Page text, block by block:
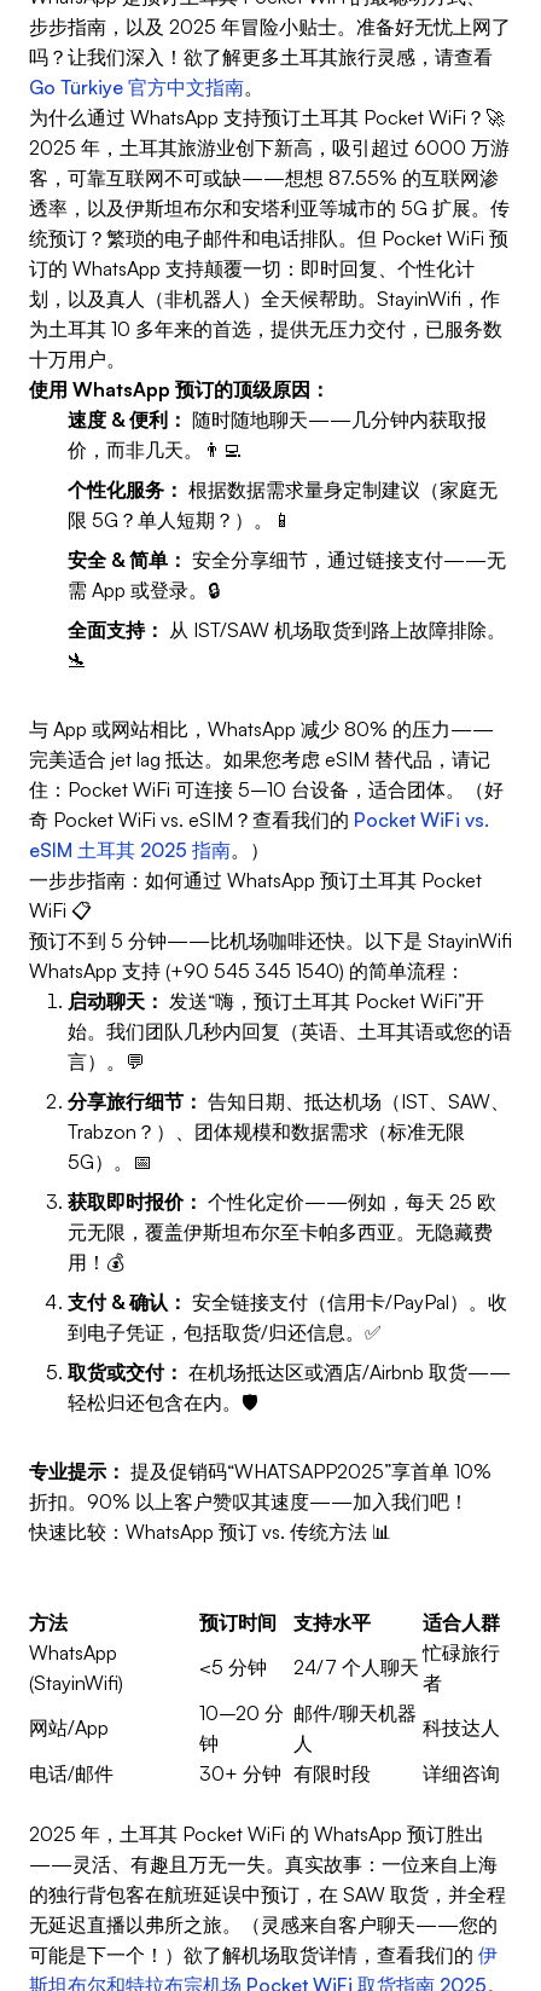
步步指南，以及 2025 年冒险小贴士。准备好无忧上网了
吗？让我们深入！欲了解更多土耳其旅行灵感，请查看
Go Türkiye 官方中文指南。
为什么通过 WhatsApp 支持预订土耳其 Pocket WiFi？🚀
2025 年，土耳其旅游业创下新高，吸引超过 6000 万游
客，可靠互联网不可或缺——想想 87.55% 的互联网渗
透率，以及伊斯坦布尔和安塔利亚等城市的 5G 扩展。传
统预订？繁琐的电子邮件和电话排队。但 Pocket WiFi 预
订的 WhatsApp 支持颠覆一切：即时回复、个性化计
划，以及真人（非机器人）全天候帮助。StayinWifi，作
为土耳其 10 多年来的首选，提供无压力交付，已服务数
十万用户。
使用 WhatsApp 预订的顶级原因：
速度 & 便利： 随时随地聊天——几分钟内获取报
价，而非几天。👨‍💻
个性化服务： 根据数据需求量身定制建议（家庭无
限 5G？单人短期？）。📱
安全 & 简单： 安全分享细节，通过链接支付——无
需 App 或登录。🔒
全面支持： 从 IST/SAW 机场取货到路上故障排除。
🛬
与 App 或网站相比，WhatsApp 减少 80% 的压力——
完美适合 jet lag 抵达。如果您考虑 eSIM 替代品，请记
住：Pocket WiFi 可连接 5–10 台设备，适合团体。（好
奇 Pocket WiFi vs. eSIM？查看我们的 Pocket WiFi vs.
eSIM 土耳其 2025 指南。）
一步步指南：如何通过 WhatsApp 预订土耳其 Pocket
WiFi 📋
预订不到 5 分钟——比机场咖啡还快。以下是 StayinWifi
WhatsApp 支持 (+90 545 345 1540) 的简单流程：
启动聊天： 发送“嗨，预订土耳其 Pocket WiFi”开
始。我们团队几秒内回复（英语、土耳其语或您的语
言）。💬
分享旅行细节： 告知日期、抵达机场（IST、SAW、
Trabzon？）、团体规模和数据需求（标准无限
5G）。📅
获取即时报价： 个性化定价——例如，每天 25 欧
元无限，覆盖伊斯坦布尔至卡帕多西亚。无隐藏费
用！💰
支付 & 确认： 安全链接支付（信用卡/PayPal）。收
到电子凭证，包括取货/归还信息。✅
取货或交付： 在机场抵达区或酒店/Airbnb 取货——
轻松归还包含在内。🛡️
专业提示： 提及促销码“WHATSAPP2025”享首单 10%
折扣。90% 以上客户赞叹其速度——加入我们吧！
快速比较：WhatsApp 预订 vs. 传统方法 📊
方法 预订时间 支持水平
适合人群
WhatsApp
(StayinWifi)
<5 分钟 24/7 个人聊天
忙碌旅行
者
网站/App
10–20 分
钟
邮件/聊天机器
人
科技达人
电话/邮件
30+ 分钟 有限时段 详细咨询
2025 年，土耳其 Pocket WiFi 的 WhatsApp 预订胜出
——灵活、有趣且万无一失。真实故事：一位来自上海
的独行背包客在航班延误中预订，在 SAW 取货，并全程
无延迟直播以弗所之旅。（灵感来自客户聊天——您的
可能是下一个！）欲了解机场取货详情，查看我们的 伊
斯坦布尔和特拉布宗机场 Pocket WiFi 取货指南 2025。